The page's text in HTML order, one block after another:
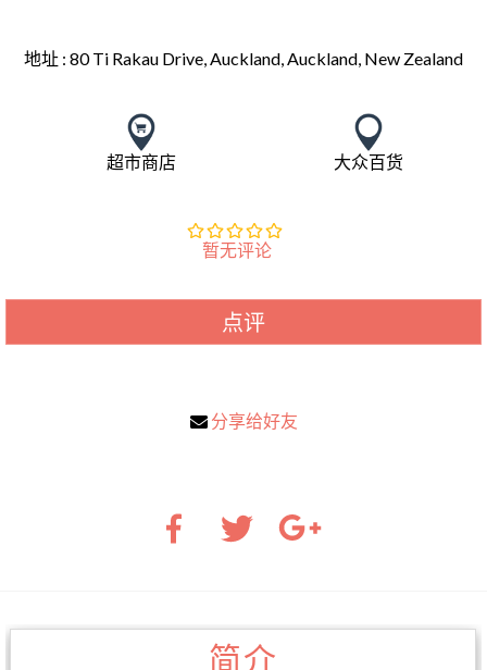
地址 : 80 Ti Rakau Drive, Auckland, Auckland, New Zealand
超市商店 大众百货
暂无评论
点评
分享给好友
简介